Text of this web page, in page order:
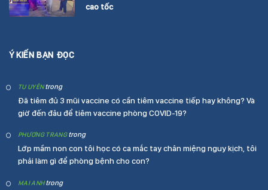
cao tốc
Ý KIẾN BẠN ĐỌC
TU UYÊNtrong
Đã tiêm đủ 3 mũi vaccine có cần tiêm vaccine tiếp hay không? Và
giờ đến đâu để tiêm vaccine phòng COVID-19?
PHƯƠNG TRANGtrong
Lớp mầm non con tôi học có ca mắc tay chân miệng nguy kịch, tôi
phải làm gì để phòng bệnh cho con?
MAI ANHtrong